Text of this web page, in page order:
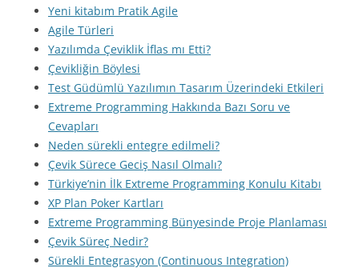
Yeni kitabım Pratik Agile
Agile Türleri
Yazılımda Çeviklik İflas mı Etti?
Çevikliğin Böylesi
Test Güdümlü Yazılımın Tasarım Üzerindeki Etkileri
Extreme Programming Hakkında Bazı Soru ve
Cevapları
Neden sürekli entegre edilmeli?
Çevik Sürece Geciş Nasıl Olmalı?
Türkiye’nin İlk Extreme Programming Konulu Kitabı
XP Plan Poker Kartları
Extreme Programming Bünyesinde Proje Planlaması
Çevik Süreç Nedir?
Sürekli Entegrasyon (Continuous Integration)